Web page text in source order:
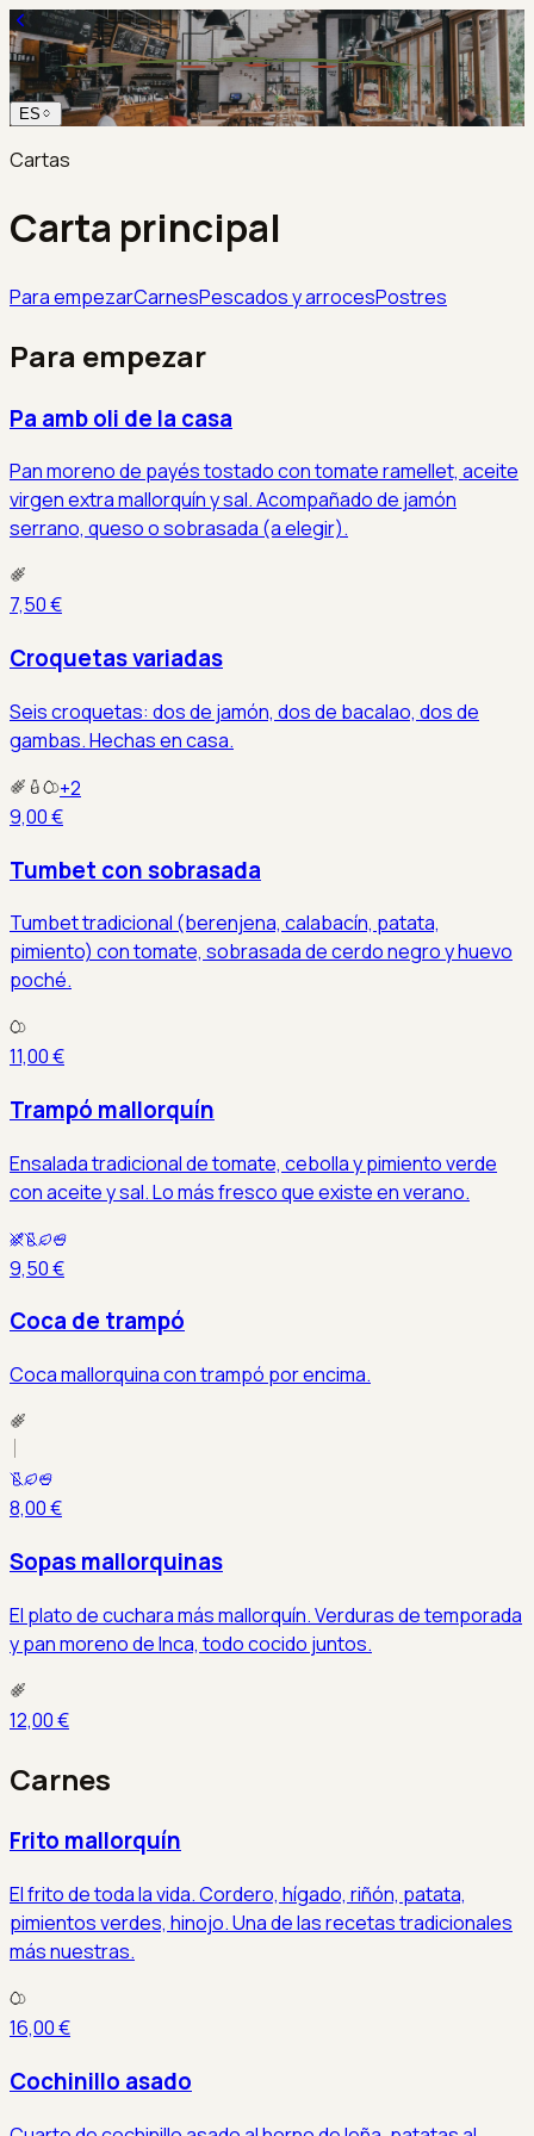
ES
Cartas
Carta principal
Para empezarCarnesPescados y arrocesPostres
Para empezar
Pa amb oli de la casa
Pan moreno de payés tostado con tomate ramellet, aceite
virgen extra mallorquín y sal. Acompañado de jamón
serrano, queso o sobrasada (a elegir).
7,50 €
Croquetas variadas
Seis croquetas: dos de jamón, dos de bacalao, dos de
gambas. Hechas en casa.
+2
9,00 €
Tumbet con sobrasada
Tumbet tradicional (berenjena, calabacín, patata,
pimiento) con tomate, sobrasada de cerdo negro y huevo
poché.
11,00 €
Trampó mallorquín
Ensalada tradicional de tomate, cebolla y pimiento verde
con aceite y sal. Lo más fresco que existe en verano.
9,50 €
Coca de trampó
Coca mallorquina con trampó por encima.
8,00 €
Sopas mallorquinas
El plato de cuchara más mallorquín. Verduras de temporada
y pan moreno de Inca, todo cocido juntos.
12,00 €
Carnes
Frito mallorquín
El frito de toda la vida. Cordero, hígado, riñón, patata,
pimientos verdes, hinojo. Una de las recetas tradicionales
más nuestras.
16,00 €
Cochinillo asado